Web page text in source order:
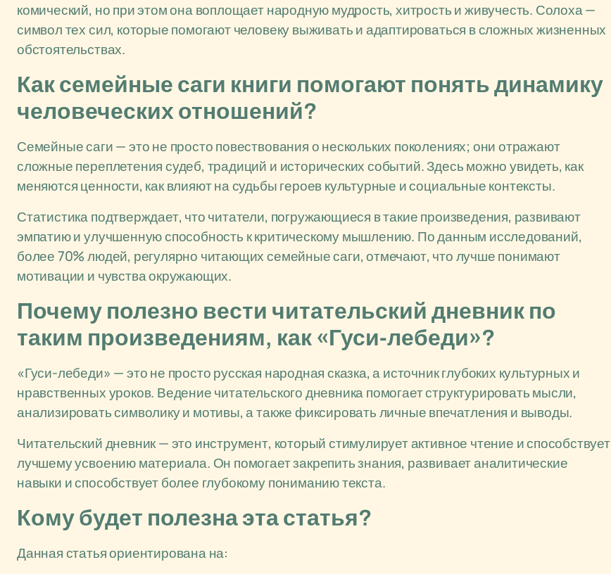
комический, но при этом она воплощает народную мудрость, хитрость и живучесть. Солоха —
символ тех сил, которые помогают человеку выживать и адаптироваться в сложных жизненных
обстоятельствах.
Как семейные саги книги помогают понять динамику
человеческих отношений?
Семейные саги — это не просто повествования о нескольких поколениях; они отражают
сложные переплетения судеб, традиций и исторических событий. Здесь можно увидеть, как
меняются ценности, как влияют на судьбы героев культурные и социальные контексты.
Статистика подтверждает, что читатели, погружающиеся в такие произведения, развивают
эмпатию и улучшенную способность к критическому мышлению. По данным исследований,
более 70% людей, регулярно читающих семейные саги, отмечают, что лучше понимают
мотивации и чувства окружающих.
Почему полезно вести читательский дневник по
таким произведениям, как «Гуси-лебеди»?
«Гуси-лебеди» — это не просто русская народная сказка, а источник глубоких культурных и
нравственных уроков. Ведение читательского дневника помогает структурировать мысли,
анализировать символику и мотивы, а также фиксировать личные впечатления и выводы.
Читательский дневник — это инструмент, который стимулирует активное чтение и способствует
лучшему усвоению материала. Он помогает закрепить знания, развивает аналитические
навыки и способствует более глубокому пониманию текста.
Кому будет полезна эта статья?
Данная статья ориентирована на: